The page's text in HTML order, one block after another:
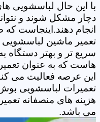
با این حال لباسشویی
دچار مشکل شوند و
انجام دهند.اینجاست
تعمیر ماشین
سریع تر و بهتر دستگاه
هاست که به عنوان
این عرصه فعالیت می
تعمیرات لباسشویی بوش
هزینه های منصفانه
می باشد.